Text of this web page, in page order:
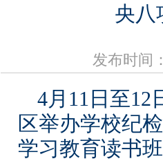
央八
发布时间
4月11日至12
区举办学校纪
学习教育读书